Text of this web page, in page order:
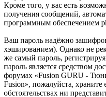
Кроме того, у вас есть
получения сообщений,
программным обеспечением
Ваш пароль надёжно
хэшированием). Однако не
же самый пароль,
пароль является средством
форумах «Fusion GURU -
Fusion», пожалуйста,
обстоятельствах ни